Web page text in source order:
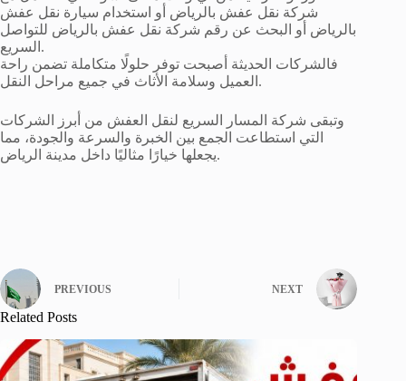
شركة نقل عفش بالرياض أو استخدام سيارة نقل عفش
بالرياض أو البحث عن رقم شركة نقل عفش بالرياض للتواصل
السريع.
فالشركات الحديثة أصبحت توفر حلولًا متكاملة تضمن راحة
العميل وسلامة الأثاث في جميع مراحل النقل.
وتبقى شركة المسار السريع لنقل العفش من أبرز الشركات
التي استطاعت الجمع بين الخبرة والسرعة والجودة، مما
يجعلها خيارًا مثاليًا داخل مدينة الرياض.
PREVIOUS NEXT
Related Posts